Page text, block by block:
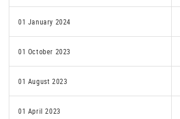
01 January 2024
01 October 2023
01 August 2023
01 April 2023